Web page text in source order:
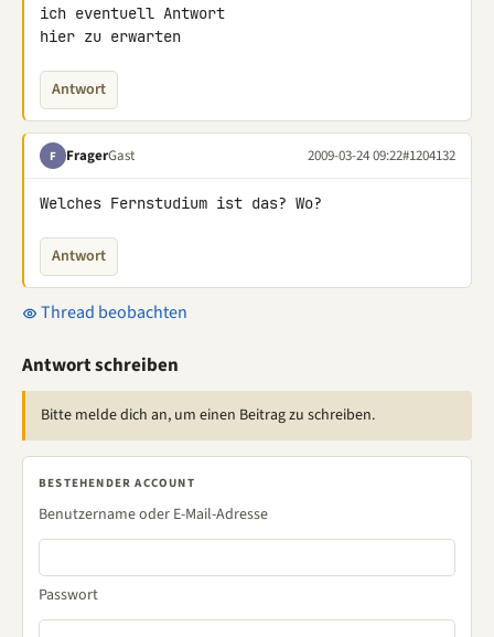
ich eventuell Antwort
hier zu erwarten
Antwort
F FragerGast 2009-03-24 09:22#1204132
Welches Fernstudium ist das? Wo?
Antwort
Thread beobachten
Antwort schreiben
Bitte melde dich an, um einen Beitrag zu schreiben.
BESTEHENDER ACCOUNT
Benutzername oder E-Mail-Adresse
Passwort